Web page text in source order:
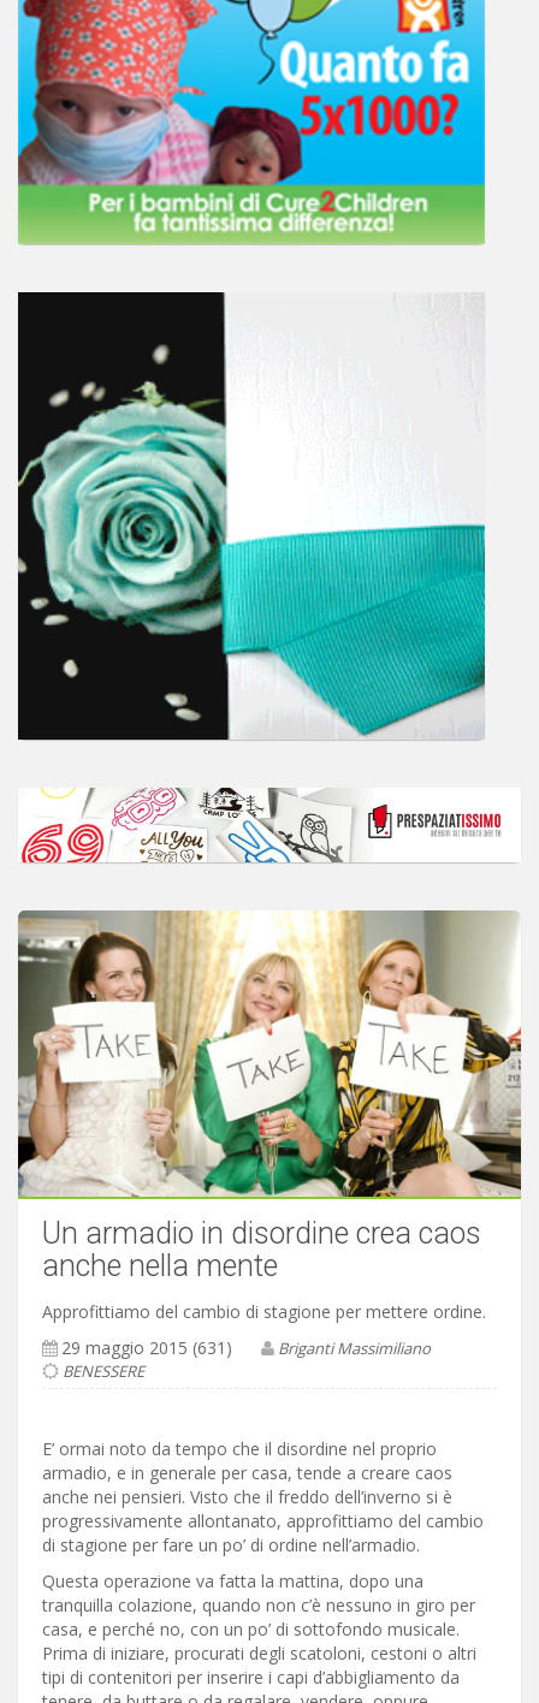
Un armadio in disordine crea caos
anche nella mente
Approfittiamo del cambio di stagione per mettere ordine.
29 maggio 2015 (631)
Briganti Massimiliano
BENESSERE
E’ ormai noto da tempo che il disordine nel proprio
armadio, e in generale per casa, tende a creare caos
anche nei pensieri. Visto che il freddo dell’inverno si è
progressivamente allontanato, approfittiamo del cambio
di stagione per fare un po’ di ordine nell’armadio.
Questa operazione va fatta la mattina, dopo una
tranquilla colazione, quando non c’è nessuno in giro per
casa, e perché no, con un po’ di sottofondo musicale.
Prima di iniziare, procurati degli scatoloni, cestoni o altri
tipi di contenitori per inserire i capi d’abbigliamento da